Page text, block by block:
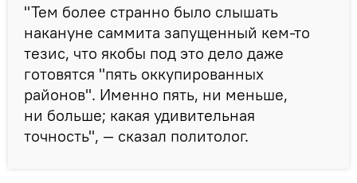
"Тем более странно было слышать
накануне саммита запущенный кем-то
тезис, что якобы под это дело даже
готовятся "пять оккупированных
районов". Именно пять, ни меньше,
ни больше; какая удивительная
точность", — сказал политолог.